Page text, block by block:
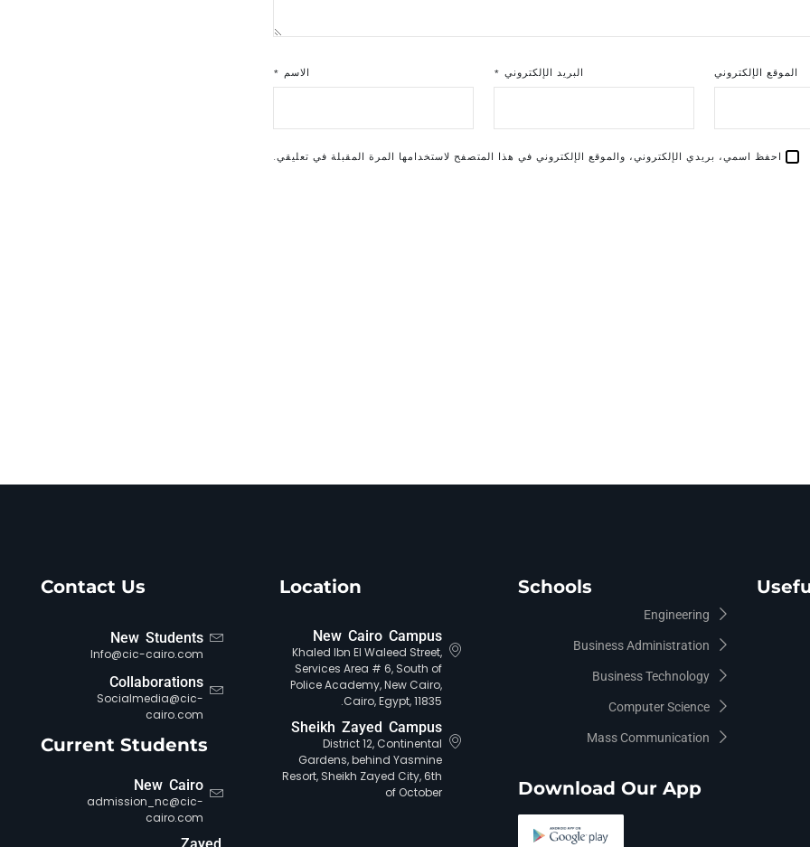
الاسم * البريد الإلكتروني * الموقع الإلكتروني
احفظ اسمي، بريدي الإلكتروني، والموقع الإلكتروني في هذا المتصفح لاستخدامها المرة المقبلة في تعليقي.
Schools
Engineering
Business Administration
Business Technology
Computer Science
Mass Communication
Download Our App
Location
New Cairo Campus
Khaled Ibn El Waleed Street,
Services Area # 6, South of
Police Academy, New Cairo,
Cairo, Egypt, 11835.
Sheikh Zayed Campus
District 12, Continental
Gardens, behind Yasmine
Resort, Sheikh Zayed City, 6th
of October
Contact Us
New Students
Info@cic-cairo.com
Collaborations
Socialmedia@cic-
cairo.com
Current Students
New Cairo
admission_nc@cic-
cairo.com